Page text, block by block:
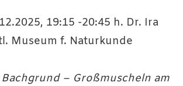
19:15 -20:45 h. Dr. Ira
Museum f. Naturkunde
– Großmuscheln am